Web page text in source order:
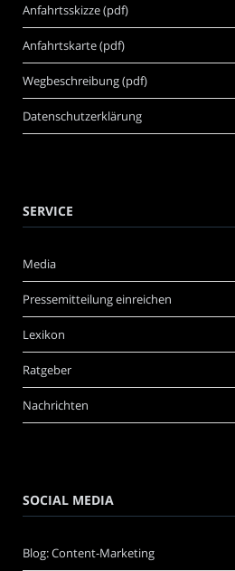
Anfahrtsskizze (pdf)
Anfahrtskarte (pdf)
Wegbeschreibung (pdf)
Datenschutzerklärung
SERVICE
Media
Pressemitteilung einreichen
Lexikon
Ratgeber
Nachrichten
SOCIAL MEDIA
Blog: Content-Marketing